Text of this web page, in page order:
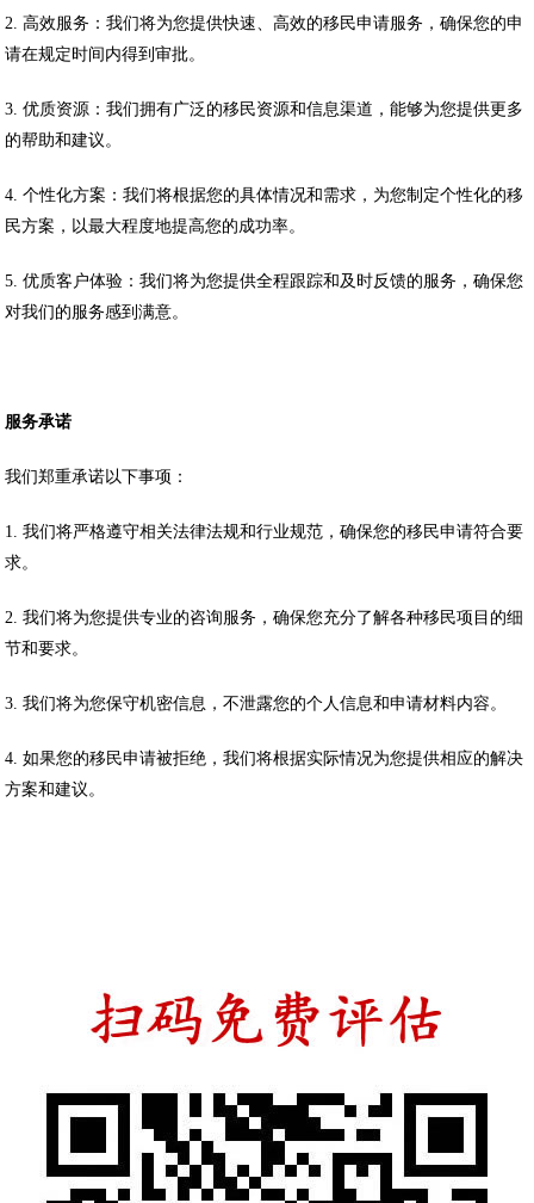
2. 高效服务：我们将为您提供快速、高效的移民申请服务，确保您的申
请在规定时间内得到审批。
3. 优质资源：我们拥有广泛的移民资源和信息渠道，能够为您提供更多
的帮助和建议。
4. 个性化方案：我们将根据您的具体情况和需求，为您制定个性化的移
民方案，以最大程度地提高您的成功率。
5. 优质客户体验：我们将为您提供全程跟踪和及时反馈的服务，确保您
对我们的服务感到满意。
服务承诺
我们郑重承诺以下事项：
1. 我们将严格遵守相关法律法规和行业规范，确保您的移民申请符合要
求。
2. 我们将为您提供专业的咨询服务，确保您充分了解各种移民项目的细
节和要求。
3. 我们将为您保守机密信息，不泄露您的个人信息和申请材料内容。
4. 如果您的移民申请被拒绝，我们将根据实际情况为您提供相应的解决
方案和建议。